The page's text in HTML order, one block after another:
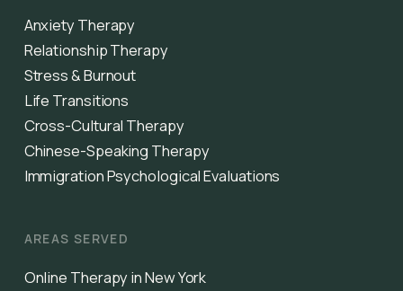
Anxiety Therapy
Relationship Therapy
Stress & Burnout
Life Transitions
Cross-Cultural Therapy
Chinese-Speaking Therapy
Immigration Psychological Evaluations
AREAS SERVED
Online Therapy in New York